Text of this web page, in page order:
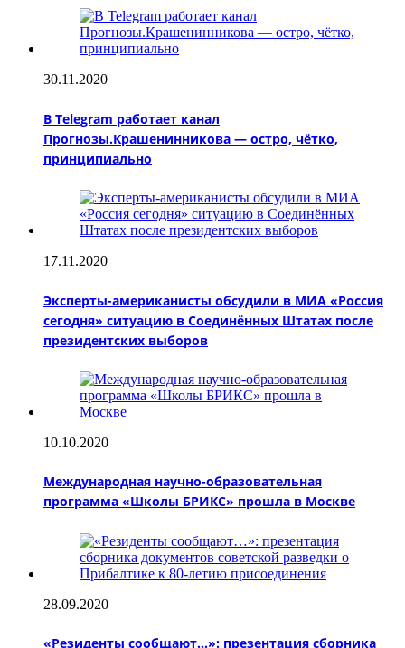
30.11.2020
В Telegram работает канал
Прогнозы.Крашенинникова — остро, чётко,
принципиально
17.11.2020
Эксперты-американисты обсудили в МИА «Россия
сегодня» ситуацию в Соединённых Штатах после
президентских выборов
10.10.2020
Международная научно-образовательная
программа «Школы БРИКС» прошла в Москве
28.09.2020
«Резиденты сообщают…»: презентация сборника